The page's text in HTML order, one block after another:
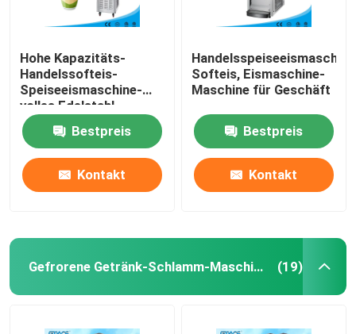
Hohe Kapazitäts-
Handelssofteis-
Speiseeismaschine-
volles Edelstahl-
Material
Bestpreis
Kontakt
Softeis, Eismaschine-
Maschine für Geschäft
Bestpreis
Kontakt
Gefrorene Getränk-Schlamm-Maschine (19)